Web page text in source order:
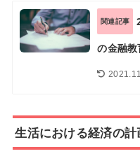
関連記事
の金融
生活における経済の計